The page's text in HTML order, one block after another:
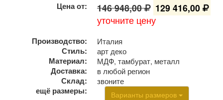
Цена от:
146 948,00
129 416,00
уточните цену
Производство:
Италия
Стиль:
арт деко
Материал:
МДФ, тамбурат, металл
Доставка:
в любой регион
Склад:
звоните
ещё размеры:
Варианты размеров